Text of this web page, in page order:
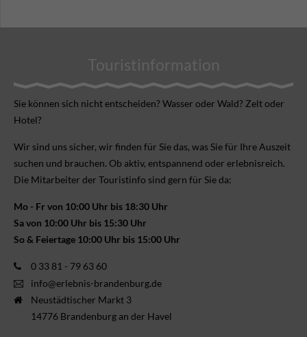
Touristinformation
Sie können sich nicht ent­scheiden? Wasser oder Wald? Zelt oder
Hotel?
Wir sind uns sicher, wir finden für Sie das, was Sie für Ihre Aus­zeit
suchen und brauchen. Ob aktiv, ent­spannend oder erlebnis­reich.
Die Mitarbeiter der Touristinfo sind gern für Sie da:
Mo - Fr von 10:00 Uhr bis 18:30 Uhr
Sa von 10:00 Uhr bis 15:30 Uhr
So & Feiertage 10:00 Uhr bis 15:00 Uhr
0 33 81 - 79 63 60
info@erlebnis-brandenburg.de
Neustädtischer Markt 3
14776 Brandenburg an der Havel